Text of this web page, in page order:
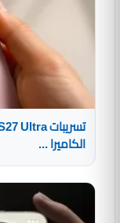
الكاميرا ...